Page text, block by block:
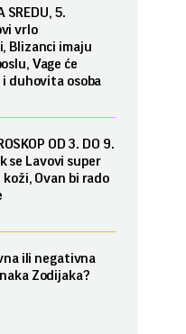
SREDU, 5.
vrlo
Blizanci imaju
Vage će
duhovita osoba
OD 3. DO 9.
se Lavovi super
koži, Ovan bi rado
ili negativna
Zodijaka?